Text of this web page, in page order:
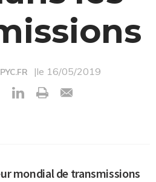
|le 16/05/2019
mondial de transmissions